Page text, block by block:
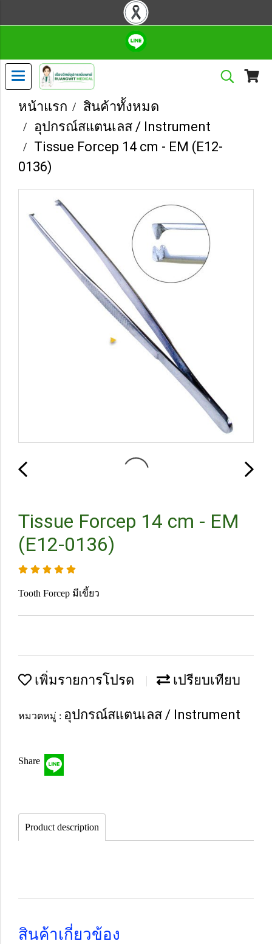
หน้าแรก
สินค้าทั้งหมด
อุปกรณ์สแตนเลส / Instrument
Tissue Forcep 14 cm - EM (E12-
0136)
Tissue Forcep 14 cm - EM
(E12-0136)
Tooth Forcep มีเขี้ยว
เพิ่มรายการโปรด เปรียบเทียบ
หมวดหมู่ : อุปกรณ์สแตนเลส / Instrument
Share
Product description
สินค้าเกี่ยวข้อง